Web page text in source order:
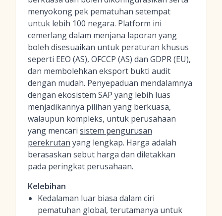
menyokong pek pematuhan setempat
untuk lebih 100 negara. Platform ini
cemerlang dalam menjana laporan yang
boleh disesuaikan untuk peraturan khusus
seperti EEO (AS), OFCCP (AS) dan GDPR (EU),
dan membolehkan eksport bukti audit
dengan mudah. Penyepaduan mendalamnya
dengan ekosistem SAP yang lebih luas
menjadikannya pilihan yang berkuasa,
walaupun kompleks, untuk perusahaan
yang mencari sistem pengurusan
perekrutan yang lengkap. Harga adalah
berasaskan sebut harga dan diletakkan
pada peringkat perusahaan.
Kelebihan
Kedalaman luar biasa dalam ciri
pematuhan global, terutamanya untuk